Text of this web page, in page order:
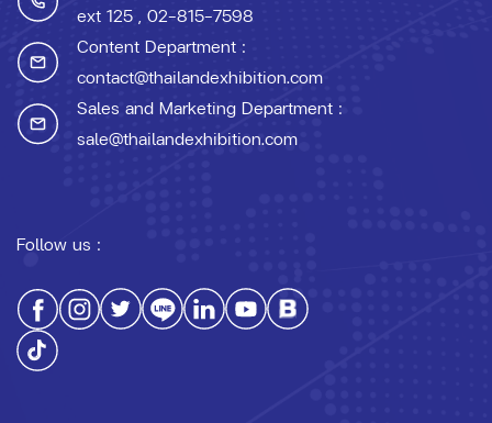
ext 125 , 02-815-7598
Content Department :
contact@thailandexhibition.com
Sales and Marketing Department :
sale@thailandexhibition.com
Follow us :